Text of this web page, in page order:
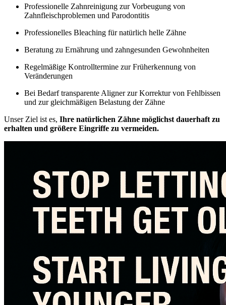
Professionelle Zahnreinigung zur Vorbeugung von
Zahnfleischproblemen und Parodontitis
Professionelles Bleaching für natürlich helle Zähne
Beratung zu Ernährung und zahngesunden Gewohnheiten
Regelmäßige Kontrolltermine zur Früherkennung von
Veränderungen
Bei Bedarf transparente Aligner zur Korrektur von Fehlbissen
und zur gleichmäßigen Belastung der Zähne
Unser Ziel ist es, Ihre natürlichen Zähne möglichst dauerhaft zu
erhalten und größere Eingriffe zu vermeiden.